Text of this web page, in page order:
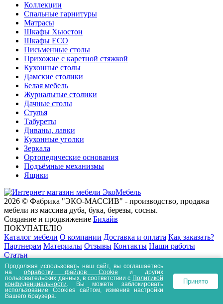
Коллекции
Спальные гарнитуры
Матрасы
Шкафы Хьюстон
Шкафы ECO
Письменные столы
Прихожие с каретной стяжкой
Кухонные столы
Дамские столики
Белая мебель
Журнальные столики
Дачные столы
Стулья
Табуреты
Диваны, лавки
Кухонные уголки
Зеркала
Ортопедические основания
Подъёмные механизмы
Ящики
2026 © Фабрика "ЭКО-МАССИВ" - производство, продажа
мебели из массива дуба, бука, березы, сосны.
Создание и продвижение Бихайв
ПОКУПАТЕЛЮ
Каталог мебели О компании Доставка и оплата Как заказать?
Партнерам Материалы Отзывы Контакты Наши работы
Статьи
Наши контакты
+7 (495) 741-82-02
+7 (920) 929-55-88
info@eco-massive.ru
По вопросам сотрудничества, представи­тельства и запросе
Продолжая использовать наш сайт, вы соглашаетесь
на обработку файлов Сookie и других
пользовательских данных, в соответствии с Политикой
конфиденциальности . Вы можете заблокировать
использование Cookies сайтом, изменив настройки
Вашего браузера.
Принято